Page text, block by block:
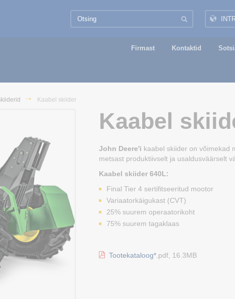
Firmast Kontaktid
Kaabel skiider
Kaabel
John Deere'i kaabel skiider on võimekad
metsast produktiivselt ja usaldusväärselt
Kaabel skiider 640L:
Final Tier 4 sertifitseeritud mootor
Variaatorkäigukast (CVT)
25% suurem operaatorikoht
75% suurem tagaklaas
Tootekataloog*. pdf, 16.3MB